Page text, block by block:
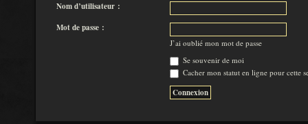
Nom d’utilisateur :
Mot de passe :
J’ai oublié mon mot de passe
Se souvenir de moi
Cacher mon statut en ligne pour cette